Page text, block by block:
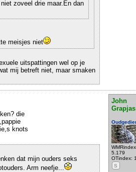
zoveel drie maar.En dan
meisjes niet
uitspattingen wel op je
mij betreft niet, maar smaken
John
Grapjas
5.179
OTindex:
S
die
knots
dat mijn ouders seks
Arm neefje...